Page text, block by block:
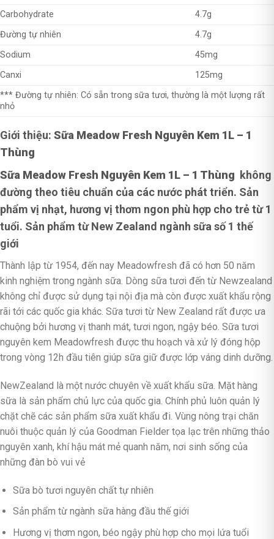
Carbohydrate
4.7g
Đường tự nhiên
4.7g
Sodium
45mg
Canxi
125mg
*** Đường tự nhiên: Có sẵn trong sữa tươi, thường là một lượng rất
nhỏ
Giới thiệu: Sữa Meadow Fresh Nguyên Kem 1L – 1
Thùng
Sữa Meadow Fresh Nguyên Kem 1L – 1 Thùng không
đường theo tiêu chuẩn của các nước phát triển. Sản
phẩm vị nhạt, hương vị thơm ngon phù hợp cho trẻ từ 1
tuổi. Sản phẩm từ New Zealand ngành sữa số 1 thế
giới
Thành lập từ 1954, đến nay Meadowfresh đã có hơn 50 năm
kinh nghiệm trong ngành sữa. Dòng sữa tươi đến từ Newzealand
không chỉ được sử dụng tại nội địa mà còn được xuất khẩu rộng
rãi tới các quốc gia khác. Sữa tươi từ New Zealand rất được ưa
chuộng bởi hương vị thanh mát, tươi ngon, ngậy béo. Sữa tươi
nguyên kem Meadowfresh được thu hoạch và xử lý đóng hộp
trong vòng 12h đầu tiên giúp sữa giữ được lớp váng dinh dưỡng.
NewZealand là một nước chuyên về xuất khẩu sữa. Mặt hàng
sữa là sản phẩm chủ lực của quốc gia. Chính phủ luôn quản lý
chặt chẽ các sản phẩm sữa xuất khẩu đi. Vùng nông trại chăn
nuôi thuộc quản lý của Goodman Fielder tọa lạc trên những thảo
nguyên xanh, khí hậu mát mẻ quanh năm, nơi sinh sống của
những đàn bò vui vẻ
Sữa bò tươi nguyên chất tự nhiên
Sản phẩm từ ngành sữa hàng đầu thế giới
Hương vị thơm ngon, béo ngậy phù hợp cho mọi lứa tuổi